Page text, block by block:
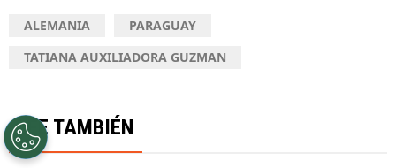
ALEMANIA
PARAGUAY
TATIANA AUXILIADORA GUZMAN
LEE TAMBIÉN